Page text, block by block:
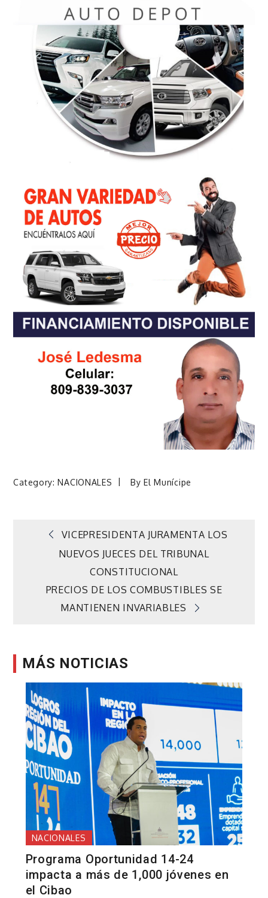
Category:NACIONALES ByEl Munícipe
Navegación
entradas
VICEPRESIDENTA JURAMENTA LOS
NUEVOS JUECES DEL TRIBUNAL
CONSTITUCIONAL
PRECIOS DE LOS COMBUSTIBLES SE
MANTIENEN INVARIABLES
MÁS NOTICIAS
NACIONALES
Programa Oportunidad 14-24
impacta a más de 1,000 jóvenes en
el Cibao